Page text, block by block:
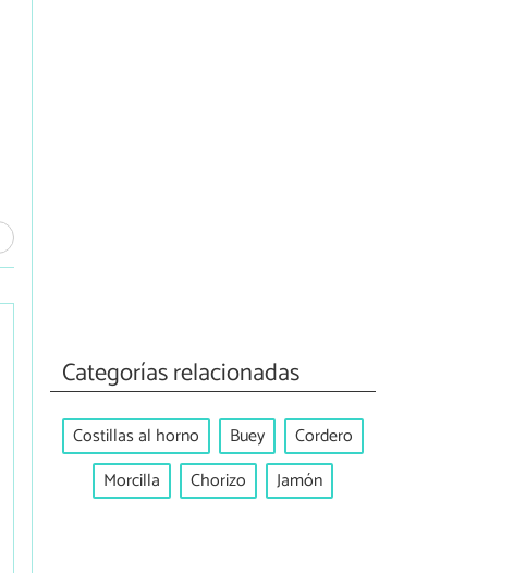
Categorías relacionadas
Costillas al horno Buey
Cordero
Morcilla
Chorizo Jamón